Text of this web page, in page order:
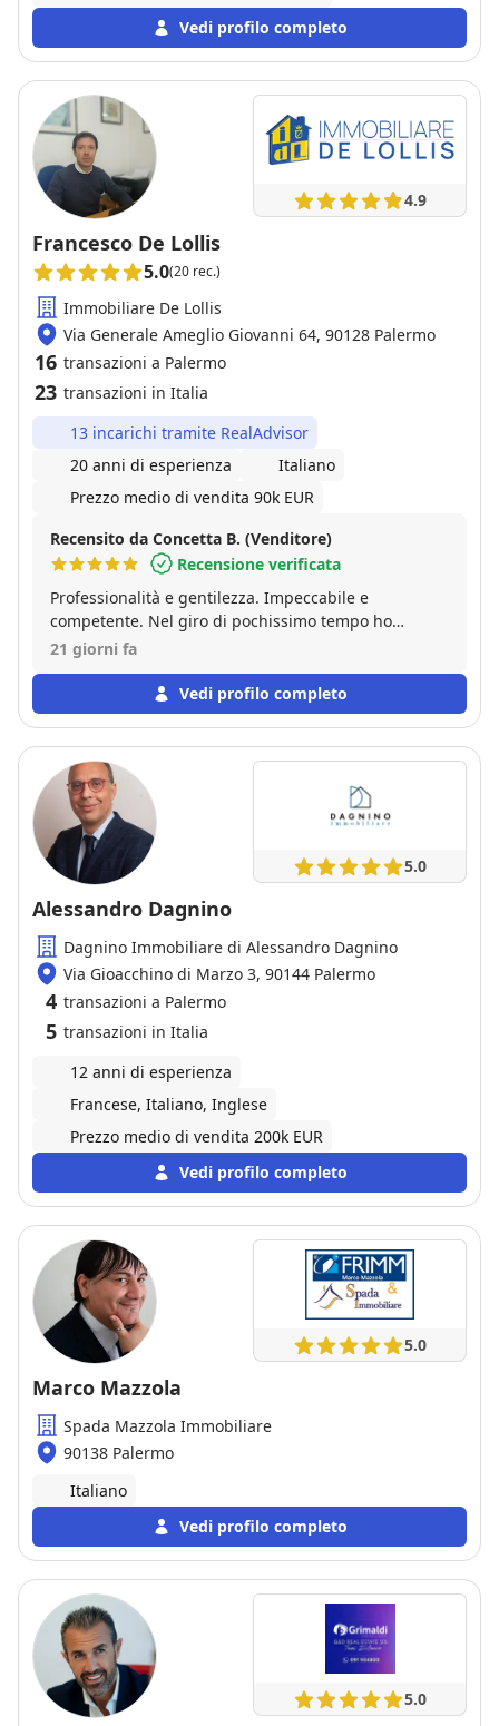
Vedi profilo completo
4.9
Francesco De Lollis
5.0(20 rec.)
Immobiliare De Lollis
Via Generale Ameglio Giovanni 64, 90128 Palermo
16 transazioni a Palermo
23 transazioni in Italia
13 incarichi tramite RealAdvisor
20 anni di esperienza
Italiano
Prezzo medio di vendita 90k EUR
Recensito da Concetta B. (Venditore)
Recensione verificata
Professionalità e gentilezza. Impeccabile e
competente. Nel giro di pochissimo tempo ho
venduto casa. Grazie mille sig. Francesco. Consiglio
21 giorni fa
Vedi profilo completo
5.0
Alessandro Dagnino
Dagnino Immobiliare di Alessandro Dagnino
Via Gioacchino di Marzo 3, 90144 Palermo
4 transazioni a Palermo
5 transazioni in Italia
12 anni di esperienza
Francese, Italiano, Inglese
Prezzo medio di vendita 200k EUR
Vedi profilo completo
5.0
Marco Mazzola
Spada Mazzola Immobiliare
90138 Palermo
Italiano
Vedi profilo completo
5.0